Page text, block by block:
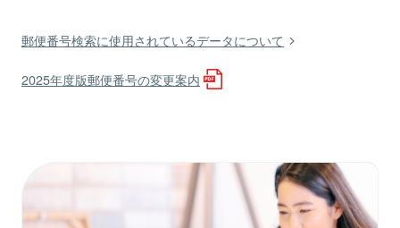
郵便番号検索に使用されているデータについて
2025年度版郵便番号の変更案内